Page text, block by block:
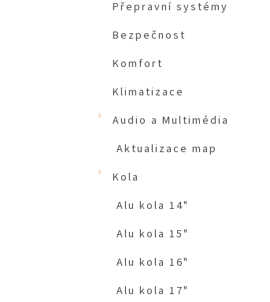
Přepravní systémy
Bezpečnost
Komfort
Klimatizace
Audio a Multimédia
Aktualizace map
Kola
Alu kola 14"
Alu kola 15"
Alu kola 16"
Alu kola 17"